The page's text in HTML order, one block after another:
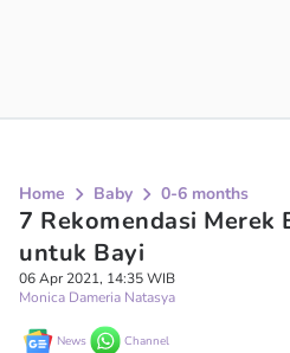
Home Baby 0-6 months
7 Rekomendasi
untuk Bayi
06 Apr 2021, 14:35 WIB
Monica Dameria Natasya
News Channel